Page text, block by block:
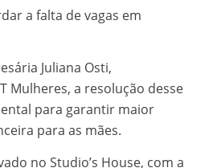
a falta de vagas em
Juliana Osti,
Mulheres, a resolução desse
para garantir maior
para as mães.
no Studio’s House, com a